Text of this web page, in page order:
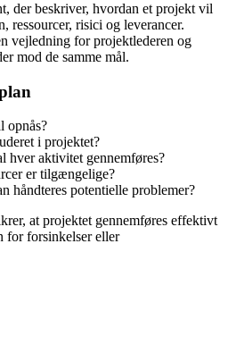
der beskriver, hvordan et projekt vil
ressourcer, risici og leverancer.
vejledning for projektlederen og
mod de samme mål.
opnås?
i projektet?
hver aktivitet gennemføres?
er tilgængelige?
håndteres potentielle problemer?
at projektet gennemføres effektivt
for forsinkelser eller